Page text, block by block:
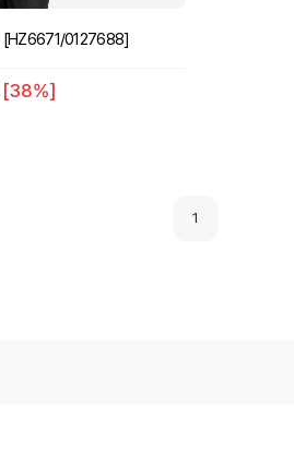
[HZ6671/0127688]
[38%]
1